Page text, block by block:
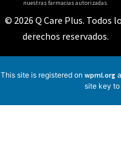
nuestras farmacias autorizadas.
© 2026 Q Care Plus. Todos
derechos reservados.
This site is registered on wpml.org
site key to